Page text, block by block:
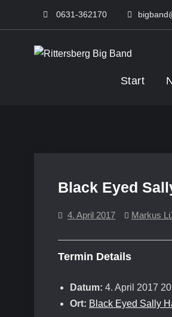
0631-362170
Start
Black Eyed
4. April 2017 Markus
Termin Details
Datum: 4. April 2017
Ort: Black Eyed Sally